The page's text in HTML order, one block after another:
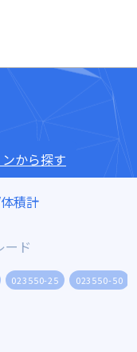
から探す
積計
ード
023550-25 023550-50